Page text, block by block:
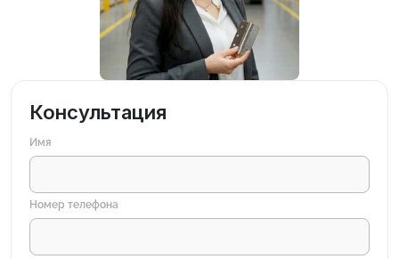
Консультация
Имя
Номер телефона